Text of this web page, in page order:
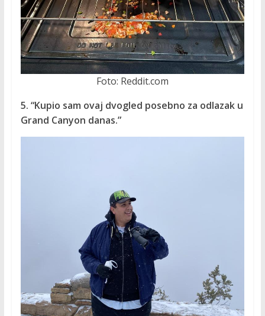
Foto: Reddit.com
5. “Kupio sam ovaj dvogled posebno za odlazak u
Grand Canyon danas.”